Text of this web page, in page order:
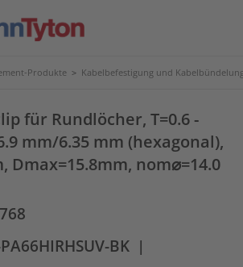
Produkte > Kabelbefestigung und
für Rundlöcher, T=0.6 -
mm/6.35 mm (hexagonal),
Dmax=15.8mm, nom⌀=14.0
BK |